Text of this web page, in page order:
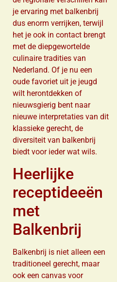
je ervaring met balkenbrij
dus enorm verrijken, terwijl
het je ook in contact brengt
met de diepgewortelde
culinaire tradities van
Nederland. Of je nu een
oude favoriet uit je jeugd
wilt herontdekken of
nieuwsgierig bent naar
nieuwe interpretaties van dit
klassieke gerecht, de
diversiteit van balkenbrij
biedt voor ieder wat wils.
Heerlijke
receptideeën
met
Balkenbrij
Balkenbrij is niet alleen een
traditioneel gerecht, maar
ook een canvas voor